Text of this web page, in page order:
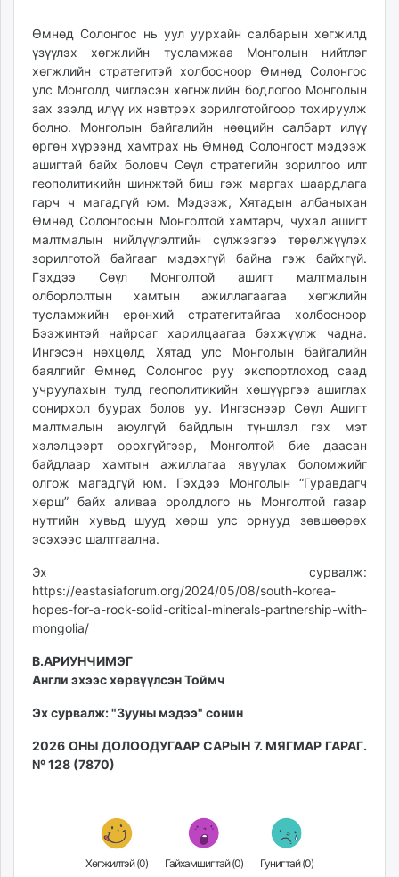
Өмнөд Солонгос нь уул уурхайн салбарын хөгжилд
үзүүлэх хөгжлийн тусламжаа Монголын нийтлэг
хөгжлийн стратегитэй холбосноор Өмнөд Солонгос
улс Монголд чиглэсэн хөгнжлийн бодлогоо Монголын
зах зээлд илүү их нэвтрэх зорилготойгоор тохируулж
болно. Монголын байгалийн нөөцийн салбарт илүү
өргөн хүрээнд хамтрах нь Өмнөд Солонгост мэдээж
ашигтай байх боловч Сөүл стратегийн зорилгоо илт
геополитикийн шинжтэй биш гэж маргах шаардлага
гарч ч магадгүй юм. Мэдээж, Хятадын албаныхан
Өмнөд Солонгосын Монголтой хамтарч, чухал ашигт
малтмалын нийлүүлэлтийн сүлжээгээ төрөлжүүлэх
зорилготой байгааг мэдэхгүй байна гэж байхгүй.
Гэхдээ Сөүл Монголтой ашигт малтмалын
олборлолтын хамтын ажиллагаагаа хөгжлийн
тусламжийн ерөнхий стратегитайгаа холбосноор
Бээжинтэй найрсаг харилцаагаа бэхжүүлж чадна.
Ингэсэн нөхцөлд Хятад улс Монголын байгалийн
баялгийг Өмнөд Солонгос руу экспортлоход саад
учруулахын тулд геополитикийн хөшүүргээ ашиглах
сонирхол буурах болов уу. Ингэснээр Сөүл Ашигт
малтмалын аюулгүй байдлын түншлэл гэх мэт
хэлэлцээрт орохгүйгээр, Монголтой бие даасан
байдлаар хамтын ажиллагаа явуулах боломжийг
олгож магадгүй юм. Гэхдээ Монголын “Гуравдагч
хөрш” байх аливаа оролдлого нь Монголтой газар
нутгийн хувьд шууд хөрш улс орнууд зөвшөөрөх
эсэхээс шалтгаална.
Эх сурвалж:
https://eastasiaforum.org/2024/05/08/south-korea-
hopes-for-a-rock-solid-critical-minerals-partnership-with-
mongolia/
В.АРИУНЧИМЭГ
Англи эхээс хөрвүүлсэн Тоймч
Эх сурвалж: "Зууны мэдээ" сонин
2026 ОНЫ ДОЛООДУГААР САРЫН 7. МЯГМАР ГАРАГ.
№ 128 (7870)
Хөгжилтэй (0) Гайхамшигтай (0) Гунигтай (0)